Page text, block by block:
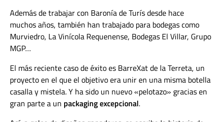
Además de trabajar con Baronía de Turís desde hace
muchos años, también han trabajado para bodegas como
Murviedro, La Vinícola Requenense, Bodegas El Villar, Grupo
MGP…
El más reciente caso de éxito es BarreXat de la Terreta, un
proyecto en el que el objetivo era unir en una misma botella
casalla y mistela. Y ha sido un nuevo «pelotazo» gracias en
gran parte a un packaging excepcional.